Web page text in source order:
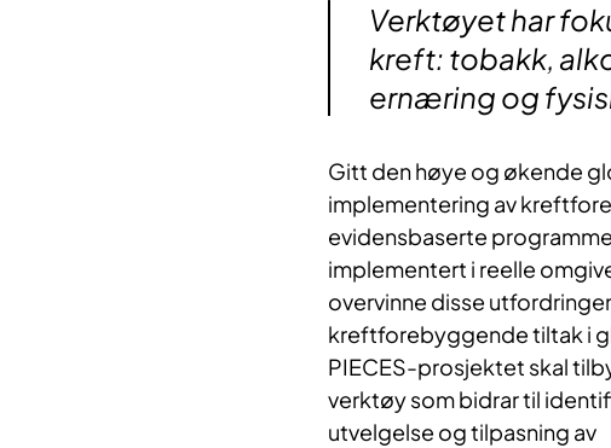
Verktøyet har
kreft: tobakk,
ernæring og
Gitt den høye og økende
implementering av
evidensbaserte
implementert i reelle
overvinne disse
kreftforebyggende tiltak i
PIECES-prosjektet skal
verktøy som bidrar til
utvelgelse og tilpasning av